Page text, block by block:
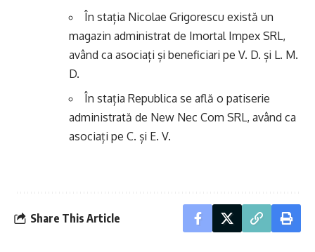
În stația Nicolae Grigorescu există un
magazin administrat de Imortal Impex SRL,
având ca asociați și beneficiari pe V. D. și L. M.
D.
În stația Republica se află o patiserie
administrată de New Nec Com SRL, având ca
asociați pe C. și E. V.
Share This Article